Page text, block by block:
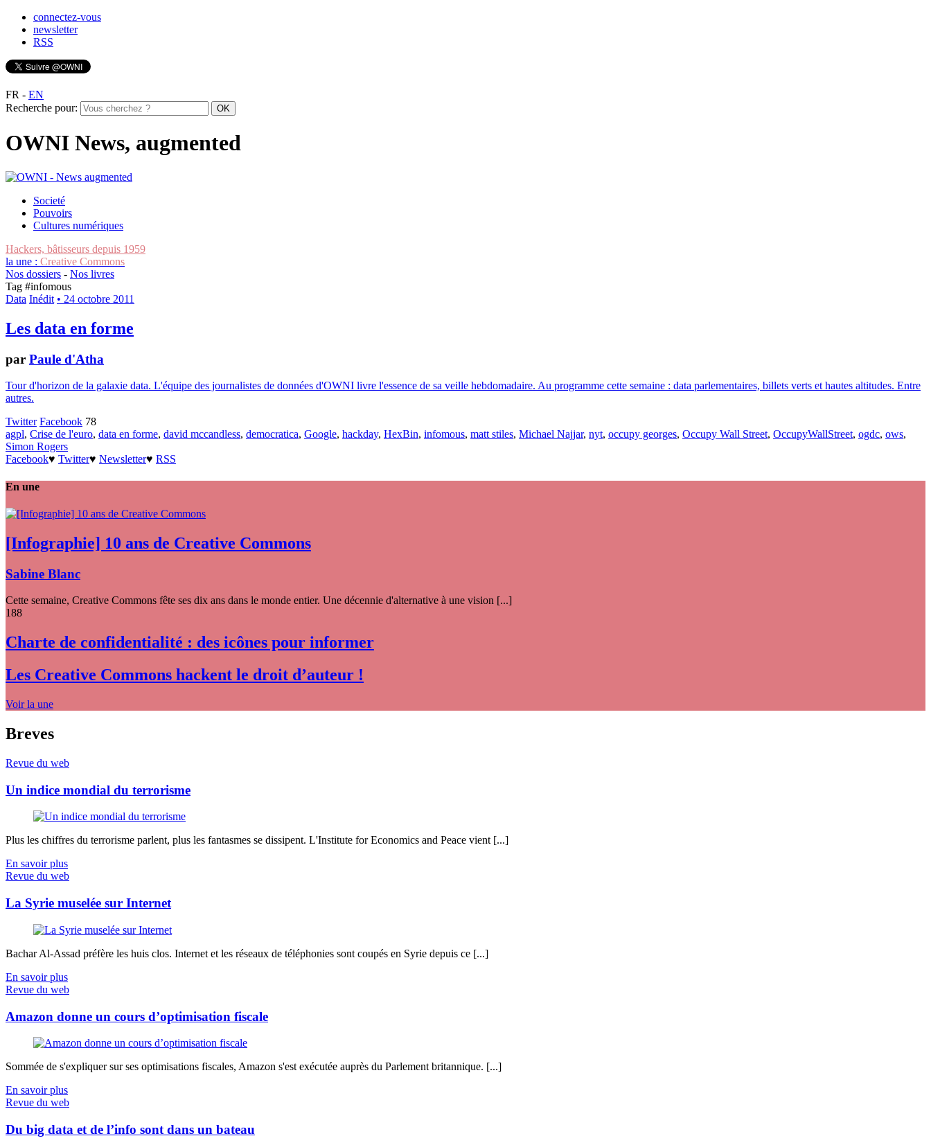
connectez-vous
newsletter
RSS
FR - EN
Recherche pour:
OWNI News, augmented
Societé
Pouvoirs
Cultures numériques
Hackers, bâtisseurs depuis 1959
la une : Creative Commons
Nos dossiers - Nos livres
Tag #infomous
Data Inédit • 24 octobre 2011
Les data en forme
par Paule d'Atha
Tour d'horizon de la galaxie data. L'équipe des journalistes de données d'OWNI livre l'essence de sa veille hebdomadaire. Au programme cette semaine : data parlementaires, billets verts et hautes altitudes. Entre
autres.
Twitter Facebook 78
agpl, Crise de l'euro, data en forme, david mccandless, democratica, Google, hackday, HexBin, infomous, matt stiles, Michael Najjar, nyt, occupy georges, Occupy Wall Street, OccupyWallStreet, ogdc, ows,
Simon Rogers
Facebook♥ Twitter♥ Newsletter♥ RSS
En une
[Infographie] 10 ans de Creative Commons
Sabine Blanc
Cette semaine, Creative Commons fête ses dix ans dans le monde entier. Une décennie d'alternative à une vision [...]
188
Charte de confidentialité : des icônes pour informer
Les Creative Commons hackent le droit d’auteur !
Voir la une
Breves
Revue du web
Un indice mondial du terrorisme
Plus les chiffres du terrorisme parlent, plus les fantasmes se dissipent. L'Institute for Economics and Peace vient [...]
En savoir plus
Revue du web
La Syrie muselée sur Internet
Bachar Al-Assad préfère les huis clos. Internet et les réseaux de téléphonies sont coupés en Syrie depuis ce [...]
En savoir plus
Revue du web
Amazon donne un cours d’optimisation fiscale
Sommée de s'expliquer sur ses optimisations fiscales, Amazon s'est exécutée auprès du Parlement britannique. [...]
En savoir plus
Revue du web
Du big data et de l’info sont dans un bateau